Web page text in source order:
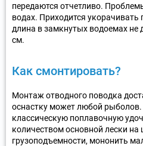
передаются отчетливо.
водах. Приходится
длина в замкнутых водоемах
см.
Как смонтировать?
Монтаж отводного поводка
оснастку может любой
классическую поплавочную
количеством основной лески
грузоподъемности, мононить